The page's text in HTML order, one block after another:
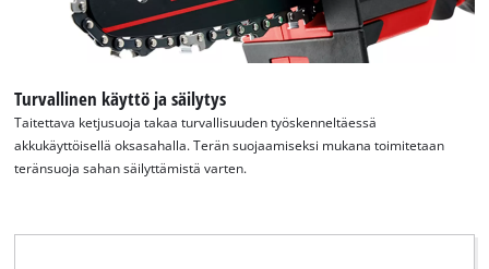
Turvallinen käyttö ja säilytys
Taitettava ketjusuoja takaa turvallisuuden työskenneltäessä
akkukäyttöisellä oksasahalla. Terän suojaamiseksi mukana toimitetaan
teränsuoja sahan säilyttämistä varten.